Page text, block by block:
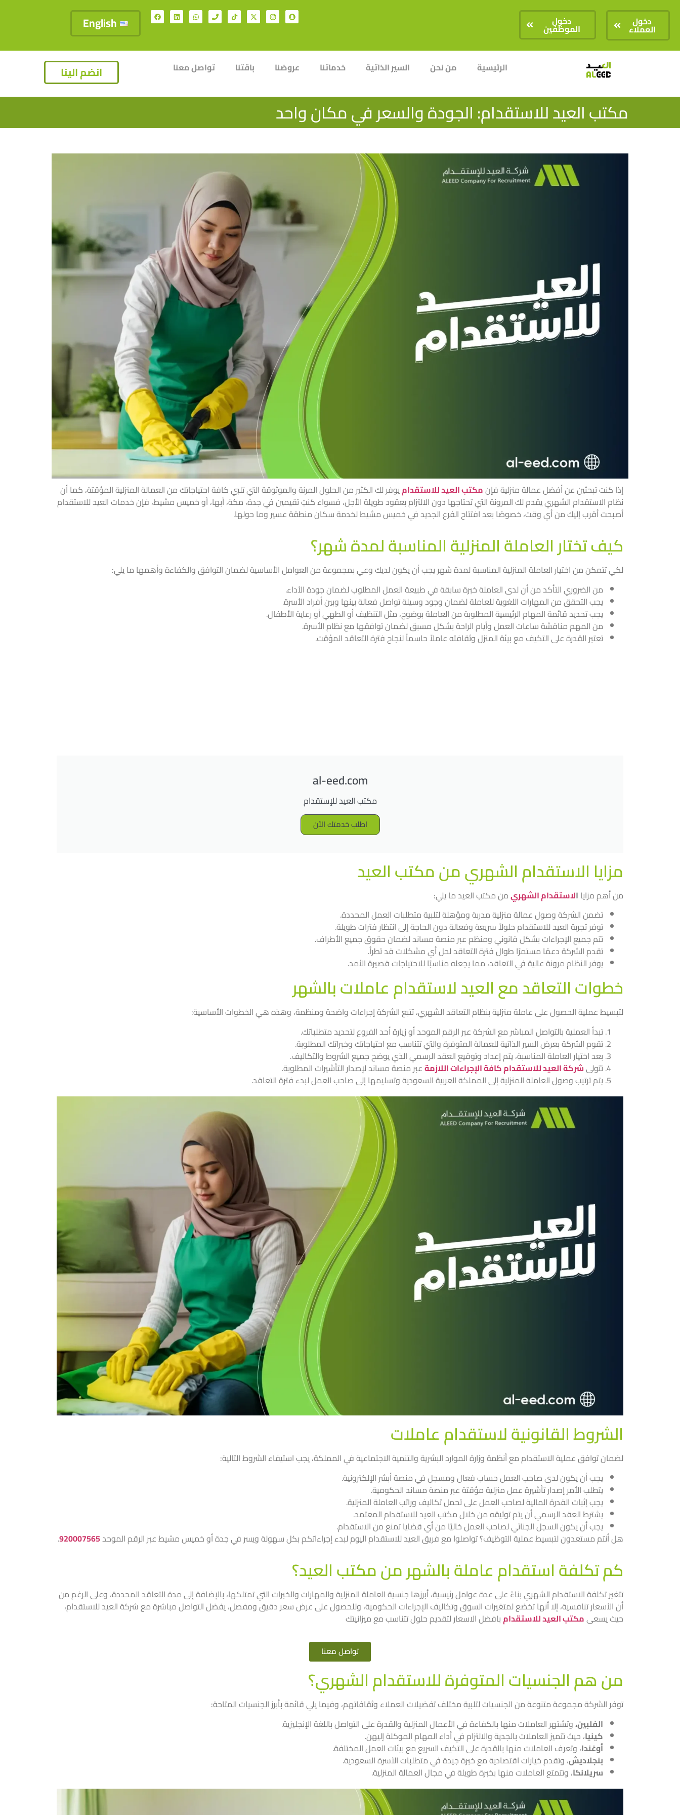
دخول
العملاء
دخول
الموظفين English
الرئيسية من نحن السير الذاتية خدماتنا عروضنا باقتنا تواصل معنا انضم الينا
مكتب العيد للاستقدام: الجودة والسعر في مكان واحد
إذا كنت تبحثين عن أفضل عمالة منزلية فإنمكتب العيد للاستقداميوفر لك الكثير من الحلول المرنة والموثوقة التي تلبي كافة احتياجاتك من العمالة المنزلية المؤقتة، كما أن
نظام الاستقدام الشهري يقدم لك المرونة التي تحتاجها دون الالتزام بعقود طويلة الأجل، فسواء كنتِ تقيمين في جدة، مكة، أبها، أو خميس مشيط، فإن خدمات العيد للاستقدام
أصبحت أقرب إليك من أي وقت، خصوصًا بعد افتتاح الفرع الجديد في خميس مشيط لخدمة سكان منطقة عسير وما حولها.
كيف تختار العاملة المنزلية المناسبة لمدة شهر؟
لكي تتمكن من اختيار العاملة المنزلية المناسبة لمدة شهر يجب أن يكون لديك وعي بمجموعة من العوامل الأساسية لضمان التوافق والكفاءة وأهمها ما يلي:
من الضروري التأكد من أن لدى العاملة خبرة سابقة في طبيعة العمل المطلوب لضمان جودة الأداء.
يجب التحقق من المهارات اللغوية للعاملة لضمان وجود وسيلة تواصل فعالة بينها وبين أفراد الأسرة.
يجب تحديد قائمة المهام الرئيسية المطلوبة من العاملة بوضوح، مثل التنظيف أو الطهي أو رعاية الأطفال.
من المهم مناقشة ساعات العمل وأيام الراحة بشكل مسبق لضمان توافقها مع نظام الأسرة.
تعتبر القدرة على التكيف مع بيئة المنزل وثقافته عاملاً حاسماً لنجاح فترة التعاقد المؤقت.
al-eed.com
مكتب العيد للإستقدام
اطلب خدمتك الأن
مزايا الاستقدام الشهري من مكتب العيد
من أهم مزايا الاستقدام الشهريمن مكتب العيد ما يلي:
تضمن الشركة وصول عمالة منزلية مدربة ومؤهلة لتلبية متطلبات العمل المحددة.
توفر تجربة العيد للاستقدام حلولاً سريعة وفعالة دون الحاجة إلى انتظار فترات طويلة.
تتم جميع الإجراءات بشكل قانوني ومنظم عبر منصة مساند لضمان حقوق جميع الأطراف.
تقدم الشركة دعمًا مستمرًا طوال فترة التعاقد لحل أي مشكلات قد تطرأ.
يوفر النظام مرونة عالية في التعاقد، مما يجعله مناسبًا للاحتياجات قصيرة الأمد.
خطوات التعاقد مع العيد لاستقدام عاملات بالشهر
لتبسيط عملية الحصول على عاملة منزلية بنظام التعاقد الشهري، تتبع الشركة إجراءات واضحة ومنظمة، وهذه هي الخطوات الأساسية:
تبدأ العملية بالتواصل المباشر مع الشركة عبر الرقم الموحد أو زيارة أحد الفروع لتحديد متطلباتك.
تقوم الشركة بعرض السير الذاتية للعمالة المتوفرة والتي تتناسب مع احتياجاتك وخبراتك المطلوبة.
بعد اختيار العاملة المناسبة، يتم إعداد وتوقيع العقد الرسمي الذي يوضح جميع الشروط والتكاليف.
تتولىشركة العيد للاستقدام كافة الإجراءات اللازمةعبر منصة مساند لإصدار التأشيرات المطلوبة.
يتم ترتيب وصول العاملة المنزلية إلى المملكة العربية السعودية وتسليمها إلى صاحب العمل لبدء فترة التعاقد.
الشروط القانونية لاستقدام عاملات
لضمان توافق عملية الاستقدام مع أنظمة وزارة الموارد البشرية والتنمية الاجتماعية في المملكة، يجب استيفاء الشروط التالية:
يجب أن يكون لدى صاحب العمل حساب فعال ومسجل في منصة أبشر الإلكترونية.
يتطلب الأمر إصدار تأشيرة عمل منزلية مؤقتة عبر منصة مساند الحكومية.
يجب إثبات القدرة المالية لصاحب العمل على تحمل تكاليف وراتب العاملة المنزلية.
يشترط العقد الرسمي أن يتم توثيقه من خلال مكتب العيد للاستقدام المعتمد.
يجب أن يكون السجل الجنائي لصاحب العمل خاليًا من أي قضايا تمنع من الاستقدام.
هل أنتم مستعدون لتبسيط عملية التوظيف؟ تواصلوا مع فريق العيد للاستقدام اليوم لبدء إجراءاتكم بكل سهولة ويسر في جدة أو خميس مشيط عبر الرقم الموحد920007565
.
كم تكلفة استقدام عاملة بالشهر من مكتب العيد؟
تتغير تكلفة الاستقدام الشهري بناءً على عدة عوامل رئيسية، أبرزها جنسية العاملة المنزلية والمهارات والخبرات التي تمتلكها، بالإضافة إلى مدة التعاقد المحددة، وعلى الرغم من
أن الأسعار تنافسية، إلا أنها تخضع لمتغيرات السوق وتكاليف الإجراءات الحكومية، وللحصول على عرض سعر دقيق ومفصل، يفضل التواصل مباشرة مع شركة العيد للاستقدام،
حيث يسعىمكتب العيد للاستقدامبافضل الاسعار لتقديم حلول تتناسب مع ميزانيتك
تواصل معنا
من هم الجنسيات المتوفرة للاستقدام الشهري؟
توفر الشركة مجموعة متنوعة من الجنسيات لتلبية مختلف تفضيلات العملاء وثقافاتهم، وفيما يلي قائمة بأبرز الجنسيات المتاحة:
الفلبين،وتشتهر العاملات منها بالكفاءة في الأعمال المنزلية والقدرة على التواصل باللغة الإنجليزية.
كينيا، حيث تتميز العاملات بالجدية والالتزام في أداء المهام الموكلة إليهن.
أوغندا، وتعرف العاملات منها بالقدرة على التكيف السريع مع بيئات العمل المختلفة.
بنجلاديش، وتقدم خيارات اقتصادية مع خبرة جيدة في متطلبات الأسرة السعودية.
سريلانكا، وتتمتع العاملات منها بخبرة طويلة في مجال العمالة المنزلية.